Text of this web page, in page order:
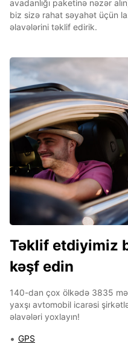
avadanlığı paketinə nəzər
biz sizə rahat səyahət üçün
əlavələrini təklif edirik.
Təklif etdiyimiz
kəşf edin
140-dan çox ölkədə 3835
yaxşı avtomobil icarəsi
əlavələri yoxlayın!
GPS